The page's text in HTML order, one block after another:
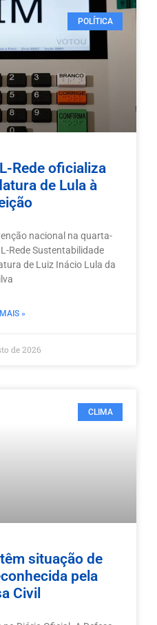
POLÍTICA
Rede oficializa
de Lula à
nacional na quarta-
Rede Sustentabilidade
de Luiz Inácio Lula da
»
de 2026
CLIMA
situação de
pela
Civil